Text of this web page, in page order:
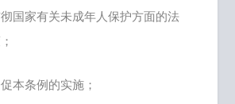
彻国家有关未成年人保护方面的法
本条例的实施；